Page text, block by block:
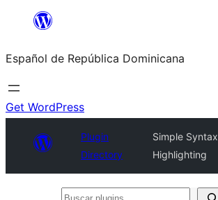
Saltar
contenido
Español de República Dominicana
Get WordPress
Plugin
Directory
Simple Syntax
Highlighting
Buscar